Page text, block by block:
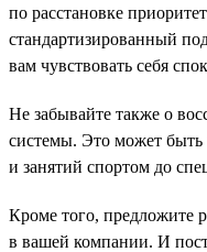
по расстановке
стандартизированный
вам чувствовать себя
Не забывайте также о
системы. Это может быть
и занятий спортом до
Кроме того, предложите
в вашей компании. И